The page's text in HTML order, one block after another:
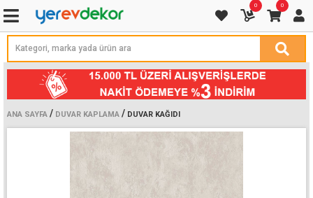
0 0
ANA SAYFA / DUVAR KAPLAMA / DUVAR KAĞIDI